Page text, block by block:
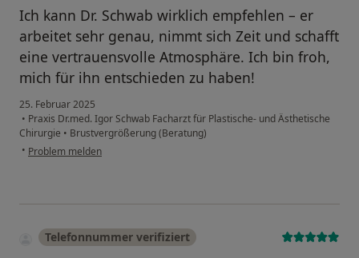
Ich kann Dr. Schwab wirklich empfehlen – er
arbeitet sehr genau, nimmt sich Zeit und schafft
eine vertrauensvolle Atmosphäre. Ich bin froh,
mich für ihn entschieden zu haben!
25. Februar 2025
• Praxis Dr.med. Igor Schwab Facharzt für Plastische- und Ästhetische
Chirurgie • Brustvergrößerung (Beratung)
• Problem melden
Telefonnummer verifiziert